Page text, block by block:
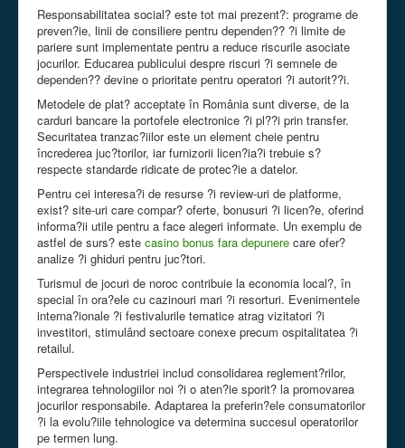
Responsabilitatea social? este tot mai prezent?: programe de
preven?ie, linii de consiliere pentru dependen?? ?i limite de
pariere sunt implementate pentru a reduce riscurile asociate
jocurilor. Educarea publicului despre riscuri ?i semnele de
dependen?? devine o prioritate pentru operatori ?i autorit??i.
Metodele de plat? acceptate în România sunt diverse, de la
carduri bancare la portofele electronice ?i pl??i prin transfer.
Securitatea tranzac?iilor este un element cheie pentru
încrederea juc?torilor, iar furnizorii licen?ia?i trebuie s?
respecte standarde ridicate de protec?ie a datelor.
Pentru cei interesa?i de resurse ?i review-uri de platforme,
exist? site-uri care compar? oferte, bonusuri ?i licen?e, oferind
informa?ii utile pentru a face alegeri informate. Un exemplu de
astfel de surs? este casino bonus fara depunere care ofer?
analize ?i ghiduri pentru juc?tori.
Turismul de jocuri de noroc contribuie la economia local?, în
special în ora?ele cu cazinouri mari ?i resorturi. Evenimentele
interna?ionale ?i festivalurile tematice atrag vizitatori ?i
investitori, stimulând sectoare conexe precum ospitalitatea ?i
retailul.
Perspectivele industriei includ consolidarea reglement?rilor,
integrarea tehnologiilor noi ?i o aten?ie sporit? la promovarea
jocurilor responsabile. Adaptarea la preferin?ele consumatorilor
?i la evolu?iile tehnologice va determina succesul operatorilor
pe termen lung.